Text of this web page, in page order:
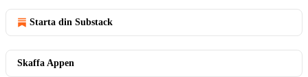
Starta din Substack
Skaffa Appen